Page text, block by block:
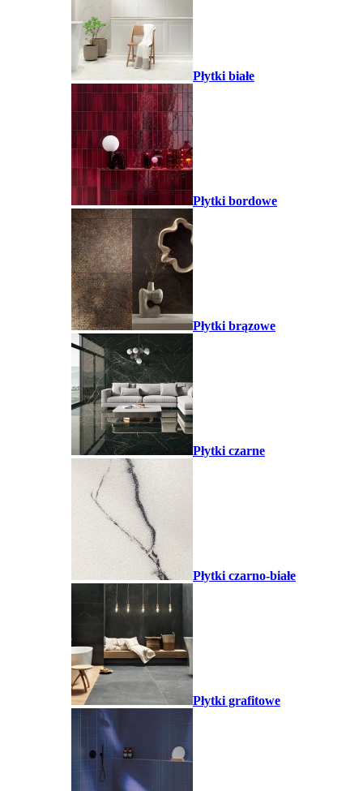
Płytki białe
Płytki bordowe
Płytki brązowe
Płytki czarne
Płytki czarno-białe
Płytki grafitowe